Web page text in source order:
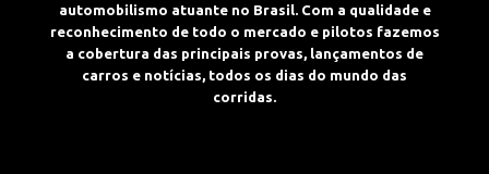
automobilismo atuante no Brasil. Com a qualidade e
reconhecimento de todo o mercado e pilotos fazemos
a cobertura das principais provas, lançamentos de
carros e notícias, todos os dias do mundo das
corridas.